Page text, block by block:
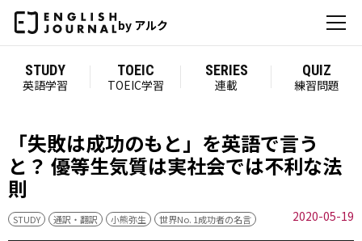
by アルク
STUDY
英語学習
TOEIC
TOEIC学習
SERIES
連載
QUIZ
練習問題
「失敗は成功のもと」を英語で言う
と？ 優等生気質は実社会では不利な法
則
STUDY 通訳・翻訳 小熊弥生 世界No. 1成功者の名言 2020-05-19